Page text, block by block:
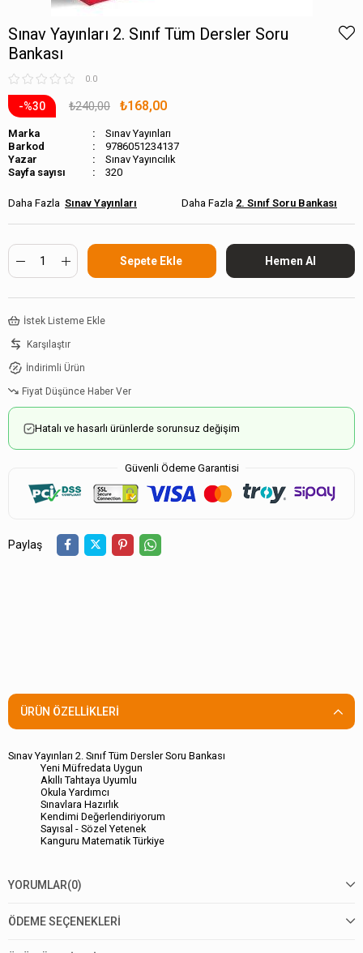
Sınav Yayınları 2. Sınıf Tüm Dersler Soru
Bankası
0.0
30 ₺240,00 ₺168,00
Marka
Sınav Yayınları
Barkod
9786051234137
Sınav Yayıncılık
Sayfa sayısı
320
Sınav Yayınları 2. Sınıf Soru Bankası
İstek Listeme Ekle
Karşılaştır
İndirimli Ürün
Fiyat Düşünce Haber Ver
Hatalı ve hasarlı ürünlerde sorunsuz değişim
Güvenli Ödeme Garantisi
Paylaş
ÜRÜN ÖZELLIKLERI
Sınav Yayınları 2. Sınıf Tüm Dersler Soru Bankası
Yeni Müfredata Uygun
Akıllı Tahtaya Uyumlu
Okula Yardımcı
Sınavlara Hazırlık
Kendimi Değerlendiriyorum
Sayısal - Sözel Yetenek
Kanguru Matematik Türkiye
YORUMLAR(0)
ÖDEME SEÇENEKLERI